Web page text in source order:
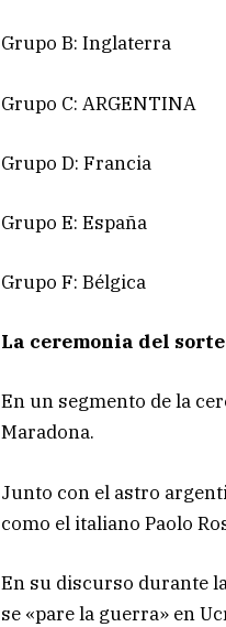
Grupo B: Inglaterra
Grupo C: ARGENTINA
Grupo D: Francia
Grupo E: España
Grupo F: Bélgica
La ceremonia del
En un segmento de la
Maradona.
Junto con el astro
como el italiano Paolo
En su discurso durante
se «pare la guerra» en